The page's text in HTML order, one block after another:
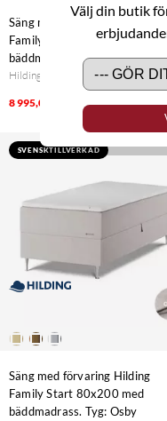
Välj din butik
Säng med förvaring Hilding
Family Start 80x200 med
bäddmadrass. Tyg: Bjärnum
Hilding
8 995,00 kr 17 990,00 kr
SVENSKTILLVERKAD
Säng med förvaring Hilding
Family Start 80x200 med
bäddmadrass. Tyg: Osby